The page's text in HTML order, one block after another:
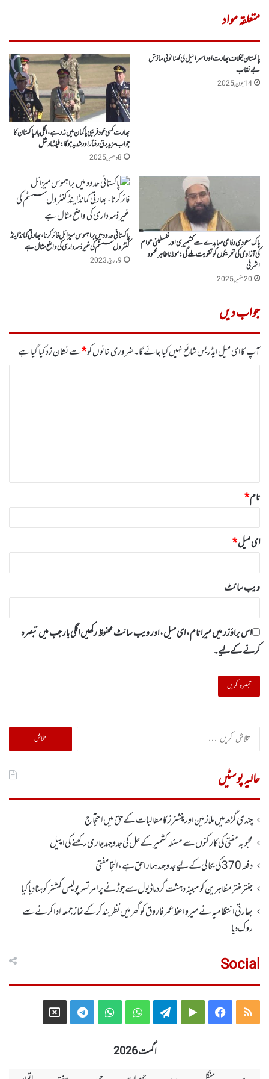
متعلقہ مواد
پاکستان کیخلاف بھارت اور اسرائیل کی گھنائونی سازش
بے نقاب
14 جون, 2025
بھارت کسی خود فریبی یا گمان میں نہ رہے، اگلی بار پاکستان کا
جواب مزید برق رفتار اور شدید ہو گا: فیلڈ مارشل
8 دسمبر, 2025
پاک سعودی دفاعی معاہدے سے کشمیری اور فلسطینی عوام
کی آزادی کی تحریکوں کو تقویت ملے گی: مولانا طاہر محمود
اشرفی
20 ستمبر, 2025
پاکستانی حدود میں براہموس میزائل فائرکرنا، بھارتی کمانڈاینڈ
کنٹرول سسٹم کی غیر ذمہ داری کی واضح مثال ہے
9 مارچ, 2023
جواب دیں
آپ کا ای میل ایڈریس شائع نہیں کیا جائے گا۔ضروری خانوں کو*سے نشان زد کیا گیا ہے
نام*
ای میل*
ویب‌ سائٹ
اس براؤزر میں میرا نام، ای میل، اور ویب سائٹ محفوظ رکھیں اگلی بار جب میں تبصرہ
کرنے کےلیے۔
تلاش
کریں
حالیہ پوسٹیں
چندی گڑھ میں ملازمین اور پنشنرز کا مطالبات کے حق میں احتجاج
محبوبہ مفتی کی کارکنوں سے مسئلہ کشمیر کے حل کی جدوجہد جاری رکھنے کی اپیل
دفعہ370کی بحالی کے لیے جدوجہد ہمارا حق ہے، التجا مفتی
جنتر منتر مظاہرین کو مبینہ دہشت گرد ماڈیول سے جوڑنے پر امرتسر پولیس کمشنر کو ہٹا دیاگیا
بھارتی انتظامیہ نے میر واعظ عمر فاروق کو گھر میں نظر بندکر کے نماز جمعہ ادا کرنے سے
روک دیا
Social
RSS
Facebook
Google
Telegram
WhatsApp
WhatsApp
Telegram
X
اگست 2026